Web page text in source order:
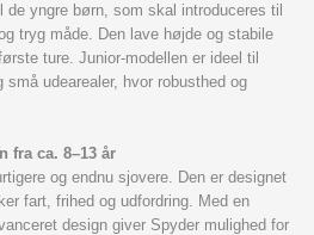
de yngre børn, som skal introduceres til
tryg måde. Den lave højde og stabile
ture. Junior-modellen er ideel til
små udearealer, hvor robusthed og
fra ca. 8–13 år
og endnu sjovere. Den er designet
fart, frihed og udfordring. Med en
design giver Spyder mulighed for